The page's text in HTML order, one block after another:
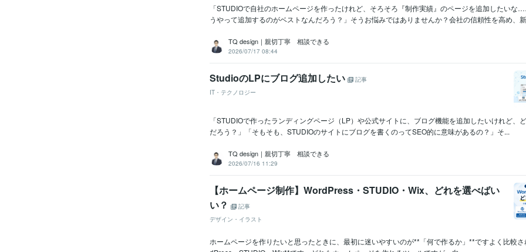
「STUDIOで自社のホームページを作ったけれど、そろそろ『制作実績』のページを追加したい
うやって追加するのがベストなんだろう？」そうお悩みではありませんか？会社の信頼性を高め、
TQ design｜親切丁寧 相談できる
2026/07/17 08:44
StudioのLPにブログ追加したい
記事
IT・テクノロジー
「STUDIOで作ったランディングページ（LP）や公式サイトに、ブログ機能を追加したいけれど、
だろう？」「そもそも、STUDIOのサイトにブログを書くのってSEO的に意味があるの？」そ...
TQ design｜親切丁寧 相談できる
2026/07/16 11:29
【ホームページ制作】WordPress・STUDIO・Wix、どれを選べばい
い？
記事
デザイン・イラスト
ホームページを作りたいと思ったときに、最初に迷いやすいのが**「何で作るか」**ですよく比較